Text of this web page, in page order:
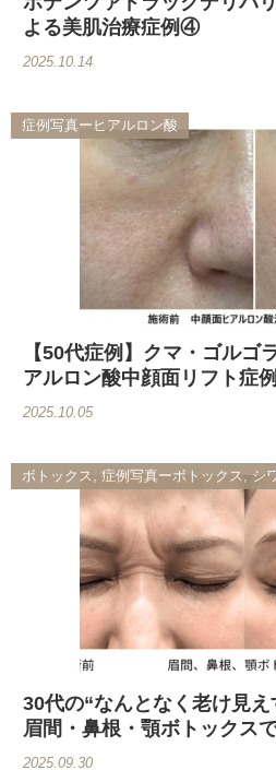
よる美肌治療症例④
2025.10.14
症例写真ーヒアルロン酸
【50代症例】クマ・ゴルゴ
アルロン酸中顔面リフト症例
2025.10.05
ボトックス, 症例写真ーボトックス, シ
30代の“なんとなく老け見
眉間・鼻根・顎ボトックス
2025.09.30